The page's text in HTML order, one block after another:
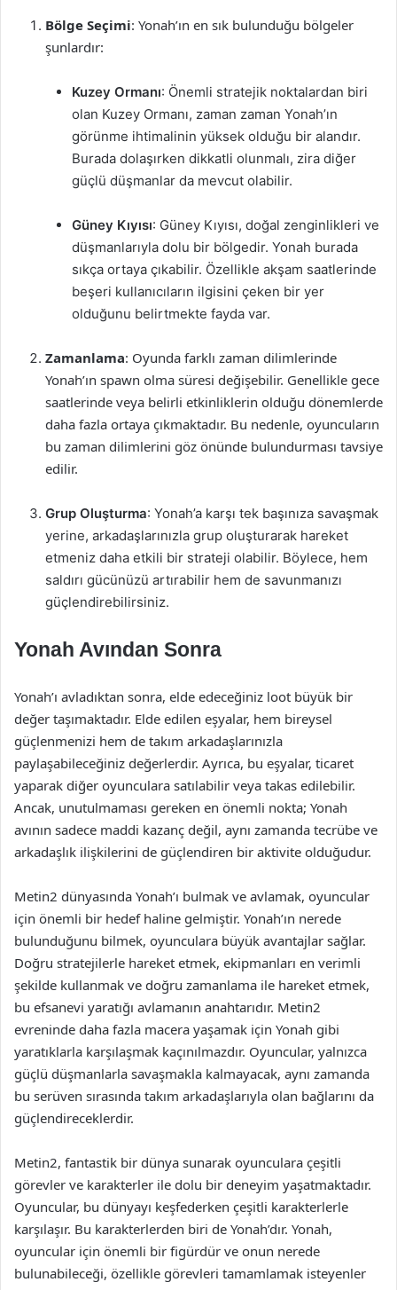
Bölge Seçimi: Yonah’ın en sık bulunduğu bölgeler
şunlardır:
Kuzey Ormanı: Önemli stratejik noktalardan biri
olan Kuzey Ormanı, zaman zaman Yonah’ın
görünme ihtimalinin yüksek olduğu bir alandır.
Burada dolaşırken dikkatli olunmalı, zira diğer
güçlü düşmanlar da mevcut olabilir.
Güney Kıyısı: Güney Kıyısı, doğal zenginlikleri ve
düşmanlarıyla dolu bir bölgedir. Yonah burada
sıkça ortaya çıkabilir. Özellikle akşam saatlerinde
beşeri kullanıcıların ilgisini çeken bir yer
olduğunu belirtmekte fayda var.
Zamanlama: Oyunda farklı zaman dilimlerinde
Yonah’ın spawn olma süresi değişebilir. Genellikle gece
saatlerinde veya belirli etkinliklerin olduğu dönemlerde
daha fazla ortaya çıkmaktadır. Bu nedenle, oyuncuların
bu zaman dilimlerini göz önünde bulundurması tavsiye
edilir.
Grup Oluşturma: Yonah’a karşı tek başınıza savaşmak
yerine, arkadaşlarınızla grup oluşturarak hareket
etmeniz daha etkili bir strateji olabilir. Böylece, hem
saldırı gücünüzü artırabilir hem de savunmanızı
güçlendirebilirsiniz.
Yonah Avından Sonra
Yonah’ı avladıktan sonra, elde edeceğiniz loot büyük bir
değer taşımaktadır. Elde edilen eşyalar, hem bireysel
güçlenmenizi hem de takım arkadaşlarınızla
paylaşabileceğiniz değerlerdir. Ayrıca, bu eşyalar, ticaret
yaparak diğer oyunculara satılabilir veya takas edilebilir.
Ancak, unutulmaması gereken en önemli nokta; Yonah
avının sadece maddi kazanç değil, aynı zamanda tecrübe ve
arkadaşlık ilişkilerini de güçlendiren bir aktivite olduğudur.
Metin2 dünyasında Yonah’ı bulmak ve avlamak, oyuncular
için önemli bir hedef haline gelmiştir. Yonah’ın nerede
bulunduğunu bilmek, oyunculara büyük avantajlar sağlar.
Doğru stratejilerle hareket etmek, ekipmanları en verimli
şekilde kullanmak ve doğru zamanlama ile hareket etmek,
bu efsanevi yaratığı avlamanın anahtarıdır. Metin2
evreninde daha fazla macera yaşamak için Yonah gibi
yaratıklarla karşılaşmak kaçınılmazdır. Oyuncular, yalnızca
güçlü düşmanlarla savaşmakla kalmayacak, aynı zamanda
bu serüven sırasında takım arkadaşlarıyla olan bağlarını da
güçlendireceklerdir.
Metin2, fantastik bir dünya sunarak oyunculara çeşitli
görevler ve karakterler ile dolu bir deneyim yaşatmaktadır.
Oyuncular, bu dünyayı keşfederken çeşitli karakterlerle
karşılaşır. Bu karakterlerden biri de Yonah’dır. Yonah,
oyuncular için önemli bir figürdür ve onun nerede
bulunabileceği, özellikle görevleri tamamlamak isteyenler